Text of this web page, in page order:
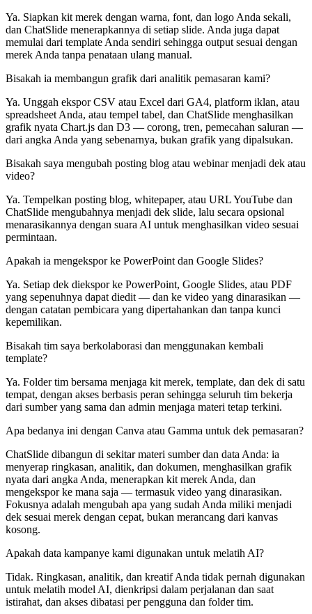
Ya. Siapkan kit merek dengan warna, font, dan logo Anda sekali,
dan ChatSlide menerapkannya di setiap slide. Anda juga dapat
memulai dari template Anda sendiri sehingga output sesuai dengan
merek Anda tanpa penataan ulang manual.
Bisakah ia membangun grafik dari analitik pemasaran kami?
Ya. Unggah ekspor CSV atau Excel dari GA4, platform iklan, atau
spreadsheet Anda, atau tempel tabel, dan ChatSlide menghasilkan
grafik nyata Chart.js dan D3 — corong, tren, pemecahan saluran —
dari angka Anda yang sebenarnya, bukan grafik yang dipalsukan.
Bisakah saya mengubah posting blog atau webinar menjadi dek atau
video?
Ya. Tempelkan posting blog, whitepaper, atau URL YouTube dan
ChatSlide mengubahnya menjadi dek slide, lalu secara opsional
menarasikannya dengan suara AI untuk menghasilkan video sesuai
permintaan.
Apakah ia mengekspor ke PowerPoint dan Google Slides?
Ya. Setiap dek diekspor ke PowerPoint, Google Slides, atau PDF
yang sepenuhnya dapat diedit — dan ke video yang dinarasikan —
dengan catatan pembicara yang dipertahankan dan tanpa kunci
kepemilikan.
Bisakah tim saya berkolaborasi dan menggunakan kembali
template?
Ya. Folder tim bersama menjaga kit merek, template, dan dek di satu
tempat, dengan akses berbasis peran sehingga seluruh tim bekerja
dari sumber yang sama dan admin menjaga materi tetap terkini.
Apa bedanya ini dengan Canva atau Gamma untuk dek pemasaran?
ChatSlide dibangun di sekitar materi sumber dan data Anda: ia
menyerap ringkasan, analitik, dan dokumen, menghasilkan grafik
nyata dari angka Anda, menerapkan kit merek Anda, dan
mengekspor ke mana saja — termasuk video yang dinarasikan.
Fokusnya adalah mengubah apa yang sudah Anda miliki menjadi
dek sesuai merek dengan cepat, bukan merancang dari kanvas
kosong.
Apakah data kampanye kami digunakan untuk melatih AI?
Tidak. Ringkasan, analitik, dan kreatif Anda tidak pernah digunakan
untuk melatih model AI, dienkripsi dalam perjalanan dan saat
istirahat, dan akses dibatasi per pengguna dan folder tim.